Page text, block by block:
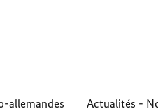
allemandes Actualités -